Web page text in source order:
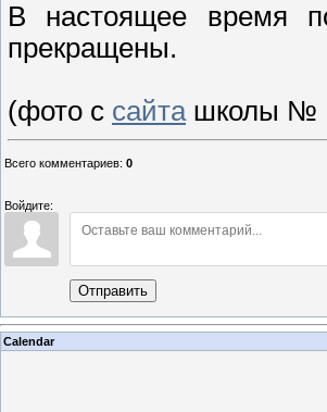
В настоящее время
прекращены.
(фото с сайташколы №
Всего комментариев: 0
Войдите:
Отправить
Calendar